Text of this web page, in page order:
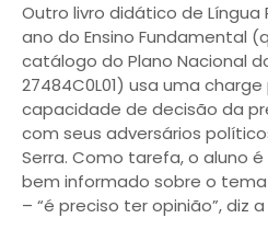
Outro livro didático de Língua
ano do Ensino Fundamental
catálogo do Plano Nacional
27484C0L01) usa uma
capacidade de decisão da
com seus adversários
Serra. Como tarefa, o aluno
bem informado sobre o
– “é preciso ter opinião”, diz